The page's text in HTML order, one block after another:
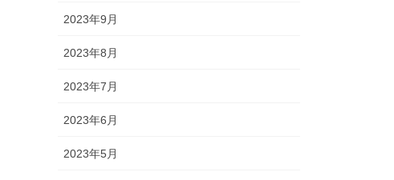
2023年9月
2023年8月
2023年7月
2023年6月
2023年5月